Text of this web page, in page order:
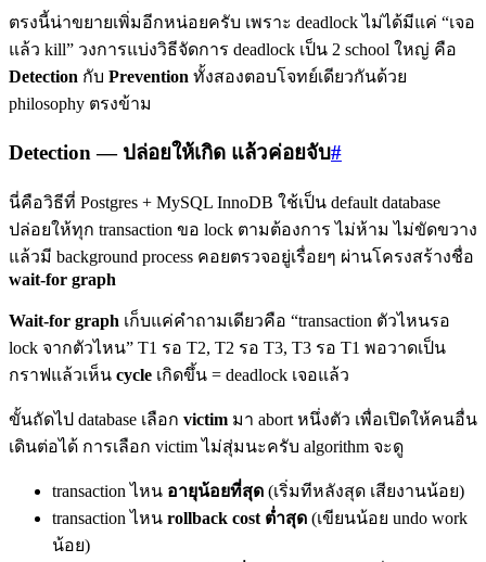
ตรงนี้น่าขยายเพิ่มอีกหน่อยครับ เพราะ deadlock ไม่ได้มีแค่ “เจอ
แล้ว kill” วงการแบ่งวิธีจัดการ deadlock เป็น 2 school ใหญ่ คือ
Detection กับ Prevention ทั้งสองตอบโจทย์เดียวกันด้วย
philosophy ตรงข้าม
Detection — ปล่อยให้เกิด แล้วค่อยจับ#
นี่คือวิธีที่ Postgres + MySQL InnoDB ใช้เป็น default database
ปล่อยให้ทุก transaction ขอ lock ตามต้องการ ไม่ห้าม ไม่ขัดขวาง
แล้วมี background process คอยตรวจอยู่เรื่อยๆ ผ่านโครงสร้างชื่อ
wait-for graph
Wait-for graph เก็บแค่คำถามเดียวคือ “transaction ตัวไหนรอ
lock จากตัวไหน” T1 รอ T2, T2 รอ T3, T3 รอ T1 พอวาดเป็น
กราฟแล้วเห็น cycle เกิดขึ้น = deadlock เจอแล้ว
ขั้นถัดไป database เลือก victim มา abort หนึ่งตัว เพื่อเปิดให้คนอื่น
เดินต่อได้ การเลือก victim ไม่สุ่มนะครับ algorithm จะดู
transaction ไหน อายุน้อยที่สุด (เริ่มทีหลังสุด เสียงานน้อย)
transaction ไหน rollback cost ต่ำสุด (เขียนน้อย undo work
น้อย)